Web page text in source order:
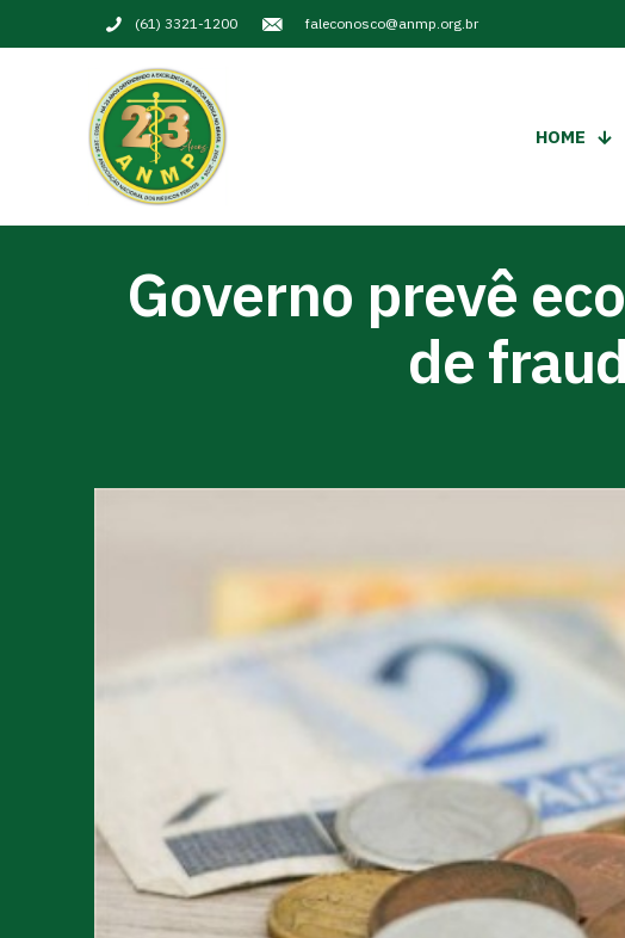
(61) 3321-1200 faleconosco@anmp.org.br
HOME
Governo prevê
de